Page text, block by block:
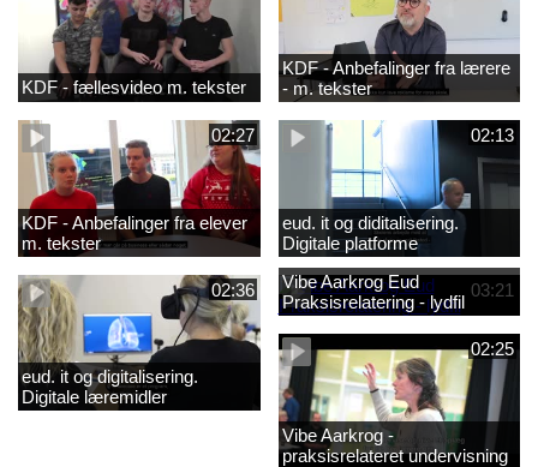
KDF - fællesvideo m. tekster
KDF - Anbefalinger fra lærere
- m. tekster
02:27
KDF - Anbefalinger fra elever
m. tekster
02:13
eud. it og diditalisering.
Digitale platforme
02:36
eud. it og digitalisering.
Digitale læremidler
03:21
Vibe Aarkrog Eud
Praksisrelatering - lydfil
02:25
Vibe Aarkrog -
praksisrelateret undervisning